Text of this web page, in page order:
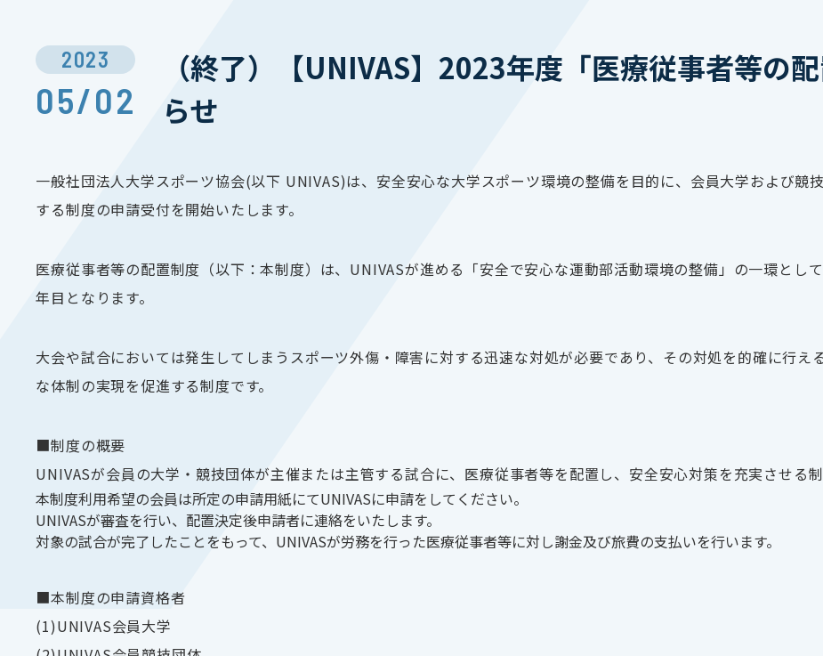
2023
05/02
（終了）【UNIVAS】2023年度「医療従事者等の
らせ
一般社団法人大学スポーツ協会(以下 UNIVAS)は、安全安心な大学スポーツ環境の整備を目的に、会員大学および競
する制度の申請受付を開始いたします。
医療従事者等の配置制度（以下：本制度）は、UNIVASが進める「安全で安心な運動部活動環境の整備」の一環とし
年目となります。
大会や試合においては発生してしまうスポーツ外傷・障害に対する迅速な対処が必要であり、その対処を的確に行
な体制の実現を促進する制度です。
■制度の概要
UNIVASが会員の大学・競技団体が主催または主管する試合に、 医療従事者等を配置し、安全安心対策を充実させる制
本制度利用希望の会員は所定の申請用紙にてUNIVASに申請を してください。
UNIVASが審査を行い、配置決定後申請者に連絡をいたします。
対象の試合が完了したことをもって、UNIVASが労務を行った医療従事者等に対し謝金及び旅費の支払いを行います。
■本制度の申請資格者
(1)UNIVAS会員大学